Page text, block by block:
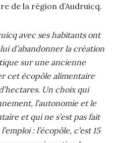
de la région d’Audruicq.
avec ses habitants ont
d’abandonner la création
sur une ancienne
cet écopôle alimentaire
Un choix qui
l’autonomie et le
et qui ne s’est pas fait
: l’écopôle, c’est 15